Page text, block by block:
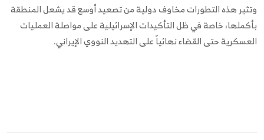
وتثير هذه التطورات مخاوف دولية من تصعيد أوسع قد يشعل المنطقة
بأكملها، خاصة في ظل التأكيدات الإسرائيلية على مواصلة العمليات
العسكرية حتى القضاء نهائياً على التهديد النووي الإيراني.